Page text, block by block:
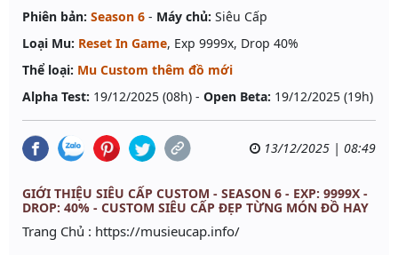
Phiên bản: Season 6 - Máy chủ: Siêu Cấp
Loại Mu: Reset In Game, Exp 9999x, Drop 40%
Thể loại: Mu Custom thêm đồ mới
Alpha Test: 19/12/2025 (08h) - Open Beta: 19/12/2025 (19h)
13/12/2025 | 08:49
GIỚI THIỆU SIÊU CẤP CUSTOM - SEASON 6 - EXP: 9999X -
DROP: 40% - CUSTOM SIÊU CẤP ĐẸP TỪNG MÓN ĐỒ HAY
Trang Chủ : https://musieucap.info/